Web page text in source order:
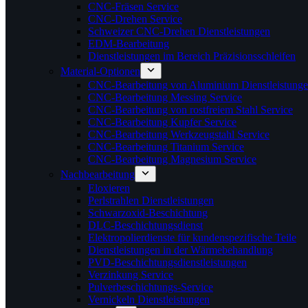
CNC-Fräsen Service
CNC-Drehen Service
Schweizer CNC-Drehen Dienstleistungen
EDM-Bearbeitung
Dienstleistungen im Bereich Präzisionsschleifen
Material-Optionen
CNC-Bearbeitung von Aluminium
CNC-Bearbeitung Messing Service
CNC-Bearbeitung von rostfreiem Stahl Service
CNC-Bearbeitung Kupfer Service
CNC-Bearbeitung Werkzeugstahl Service
CNC-Bearbeitung Titanium Service
CNC-Bearbeitung Magnesium Service
Nachbearbeitung
Eloxieren
Perlstrahlen Dienstleistungen
Schwarzoxid-Beschichtung
DLC-Beschichtungsdienst
Elektropolierdienste für kundenspezifische Teile
Dienstleistungen in der Wärmebehandlung
PVD-Beschichtungsdienstleistungen
Verzinkung Service
Pulverbeschichtungs-Service
Vernickeln Dienstleistungen